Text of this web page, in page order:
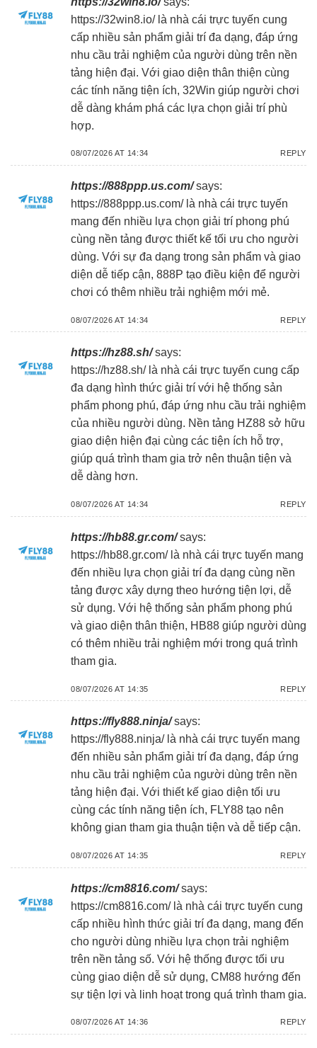
https://32win8.io/là nhà cái trực tuyến cung
cấp nhiều sản phẩm giải trí đa dạng, đáp ứng
nhu cầu trải nghiệm của người dùng trên nền
tảng hiện đại. Với giao diện thân thiện cùng
các tính năng tiện ích, 32Win giúp người chơi
dễ dàng khám phá các lựa chọn giải trí phù
hợp.
08/07/2026 AT 14:34 REPLY
https://888ppp.us.com/ says:
https://888ppp.us.com/là nhà cái trực tuyến
mang đến nhiều lựa chọn giải trí phong phú
cùng nền tảng được thiết kế tối ưu cho người
dùng. Với sự đa dạng trong sản phẩm và giao
diện dễ tiếp cận, 888P tạo điều kiện để người
chơi có thêm nhiều trải nghiệm mới mẻ.
08/07/2026 AT 14:34 REPLY
https://hz88.sh/ says:
https://hz88.sh/ là nhà cái trực tuyến cung cấp
đa dạng hình thức giải trí với hệ thống sản
phẩm phong phú, đáp ứng nhu cầu trải nghiệm
của nhiều người dùng. Nền tảng HZ88 sở hữu
giao diện hiện đại cùng các tiện ích hỗ trợ,
giúp quá trình tham gia trở nên thuận tiện và
dễ dàng hơn.
08/07/2026 AT 14:34 REPLY
https://hb88.gr.com/ says:
https://hb88.gr.com/là nhà cái trực tuyến mang
đến nhiều lựa chọn giải trí đa dạng cùng nền
tảng được xây dựng theo hướng tiện lợi, dễ
sử dụng. Với hệ thống sản phẩm phong phú
và giao diện thân thiện, HB88 giúp người dùng
có thêm nhiều trải nghiệm mới trong quá trình
tham gia.
08/07/2026 AT 14:35 REPLY
https://fly888.ninja/ says:
https://fly888.ninja/là nhà cái trực tuyến mang
đến nhiều sản phẩm giải trí đa dạng, đáp ứng
nhu cầu trải nghiệm của người dùng trên nền
tảng hiện đại. Với thiết kế giao diện tối ưu
cùng các tính năng tiện ích, FLY88 tạo nên
không gian tham gia thuận tiện và dễ tiếp cận.
08/07/2026 AT 14:35 REPLY
https://cm8816.com/ says:
https://cm8816.com/là nhà cái trực tuyến cung
cấp nhiều hình thức giải trí đa dạng, mang đến
cho người dùng nhiều lựa chọn trải nghiệm
trên nền tảng số. Với hệ thống được tối ưu
cùng giao diện dễ sử dụng, CM88 hướng đến
sự tiện lợi và linh hoạt trong quá trình tham gia.
08/07/2026 AT 14:36 REPLY